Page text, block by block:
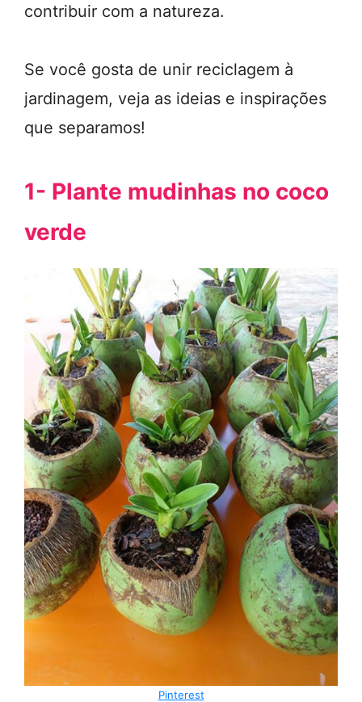
contribuir com a natureza.
Se você gosta de unir reciclagem à
jardinagem, veja as ideias e inspirações
que separamos!
1- Plante mudinhas no coco
verde
Pinterest